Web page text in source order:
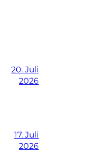
20. Juli
2026
17. Juli
2026